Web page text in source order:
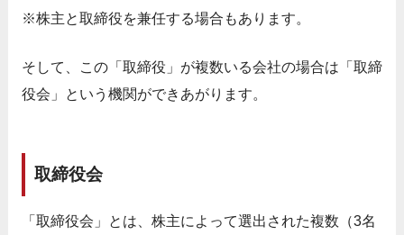
※株主と取締役を兼任する場合もあります。
そして、この「取締役」が複数いる会社の場合は「取締
役会」という機関ができあがります。
取締役会
「取締役会」とは、株主によって選出された複数（3名